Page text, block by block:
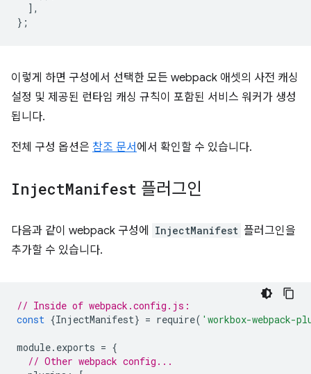
],
};
이렇게 하면 구성에서 선택한 모든 webpack 애셋의 사전 캐싱
설정 및 제공된 런타임 캐싱 규칙이 포함된 서비스 워커가 생성
됩니다.
전체 구성 옵션은 참조 문서 에서 확인할 수 있습니다.
InjectManifest 플러그인
다음과 같이 webpack 구성에 InjectManifest 플러그인을
추가할 수 있습니다.
// Inside of webpack.config.js:
const {InjectManifest} = require( 'workbox-webpack-
module. exports = {
// Other webpack config...